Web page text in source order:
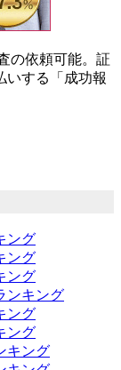
の依頼可能。証
いする「成功報
ング
ング
ング
ンキング
ング
ング
キング